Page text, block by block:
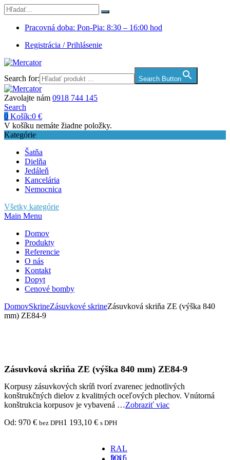
Pracovná doba: Pon-Pia: 8:30 – 16:00 hod
Registrácia / Prihlásenie
Search for: Search Button
Zavolajte nám 0918 744 145
Search
0 Košík:0 €
V košíku nemáte žiadne položky.
Kategórie
Šatňa
Dielňa
Jedáleň
Kancelária
Nemocnica
Všetky kategórie
Main Menu
Domov
Produkty
Referencie
O nás
Kontakt
Dopyt
Cenové bomby
DomovSkrineZásuvkové skrineZásuvková skriňa ZE (výška 840
mm) ZE84-9
Zásuvková skriňa ZE (výška 840 mm) ZE84-9
Korpusy zásuvkových skríň tvorí zvarenec jednotlivých
konštrukčných dielov z kvalitných oceľových plechov. Vnútorná
konštrukcia korpusov je vybavená …Zobraziť viac
Od: 970 € bez DPH1 193,10 € s DPH
RAL
5015